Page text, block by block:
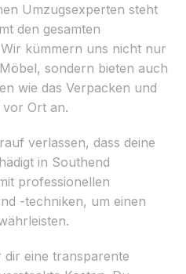
Umzugsexperten steht
den gesamten
kümmern uns nicht nur
sondern bieten auch
wie das Verpacken und
Ort an.
verlassen, dass deine
in Southend
professionellen
-techniken, um einen
eine transparente